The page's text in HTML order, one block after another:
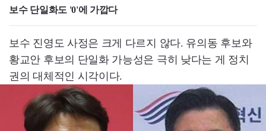
보수 단일화도 '0'에 가깝다
보수 진영도 사정은 크게 다르지 않다. 유의동 후보와
황교안 후보의 단일화 가능성은 극히 낮다는 게 정치
권의 대체적인 시각이다.